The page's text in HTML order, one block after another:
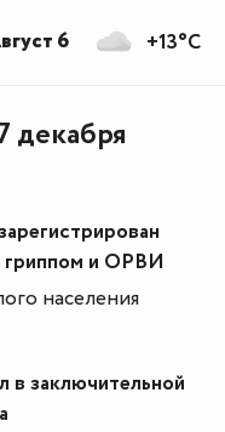
декабря
гриппом и ОРВИ
населения
заключительной
+13°C
6